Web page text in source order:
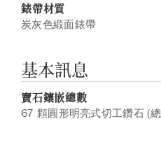
錶帶材質
炭灰色緞面錶帶
基本訊息
寶石鑲嵌總數
67 顆圓形明亮式切工鑽石 (